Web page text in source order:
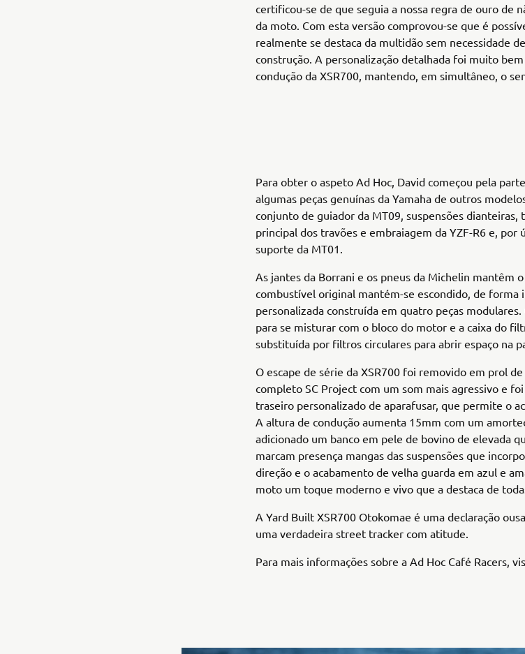
certificou-se de que seguia a nossa regra de ouro de
da moto. Com esta versão comprovou-se que é
realmente se destaca da multidão sem necessidade
construção. A personalização detalhada foi muito
condução da XSR700, mantendo, em simultâneo, o
Para obter o aspeto Ad Hoc, David começou pela
algumas peças genuínas da Yamaha de outros
conjunto de guiador da MT09, suspensões dianteiras,
principal dos travões e embraiagem da YZF-R6 e, por
suporte da MT01.
As jantes da Borrani e os pneus da Michelin mantêm
combustível original mantém-se escondido, de
personalizada construída em quatro peças
para se misturar com o bloco do motor e a caixa do
substituída por filtros circulares para abrir espaço na
O escape de série da XSR700 foi removido em prol
completo SC Project com um som mais agressivo e
traseiro personalizado de aparafusar, que permite o
A altura de condução aumenta 15mm com um
adicionado um banco em pele de bovino de elevada
marcam presença mangas das suspensões que
direção e o acabamento de velha guarda em azul e
moto um toque moderno e vivo que a destaca de
A Yard Built XSR700 Otokomae é uma declaração
uma verdadeira street tracker com atitude.
Para mais informações sobre a Ad Hoc Café Racers,